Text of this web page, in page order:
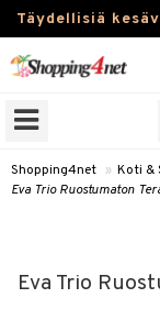
Täydellisiä
Kauneudenhoito
Piilolinssit
Fitness
Shopping4net » Koti &
Eva Trio Ruostumaton
Eva Trio
Karahvit